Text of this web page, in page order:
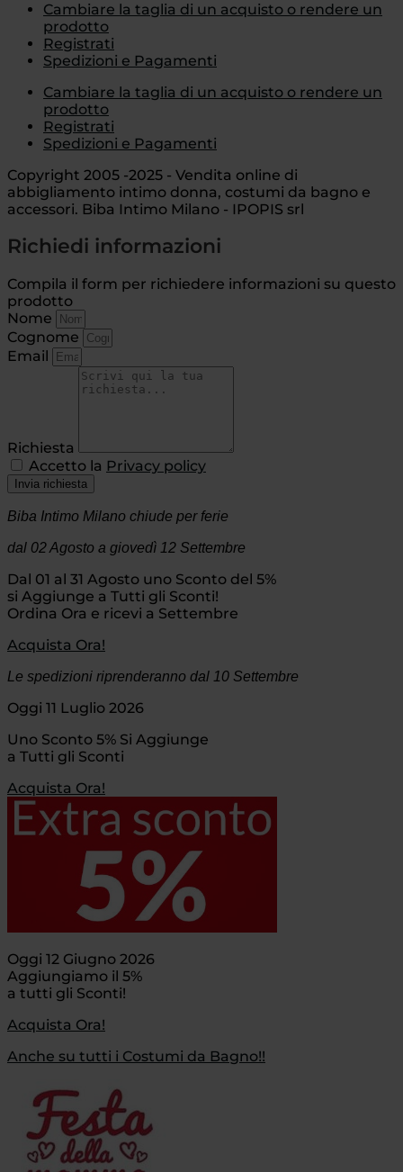
Cambiare la taglia di un acquisto o rendere un
prodotto
Registrati
Spedizioni e Pagamenti
Cambiare la taglia di un acquisto o rendere un
prodotto
Registrati
Spedizioni e Pagamenti
Copyright 2005 -2025 - Vendita online di
abbigliamento intimo donna, costumi da bagno e
accessori. Biba Intimo Milano - IPOPIS srl
Richiedi informazioni
Compila il form per richiedere informazioni su questo
prodotto
Nome
Cognome
Email
Richiesta
Accetto la Privacy policy
Invia richiesta
Biba Intimo Milano chiude per ferie
dal 02 Agosto a giovedì 12 Settembre
Dal 01 al 31 Agosto uno Sconto del 5%
si Aggiunge a Tutti gli Sconti!
Ordina Ora e ricevi a Settembre
Acquista Ora!
Le spedizioni riprenderanno dal 10 Settembre
Oggi 11 Luglio 2026
Uno Sconto 5% Si Aggiunge
a Tutti gli Sconti
Acquista Ora!
Oggi 12 Giugno 2026
Aggiungiamo il 5%
a tutti gli Sconti!
Acquista Ora!
Anche su tutti i Costumi da Bagno!!